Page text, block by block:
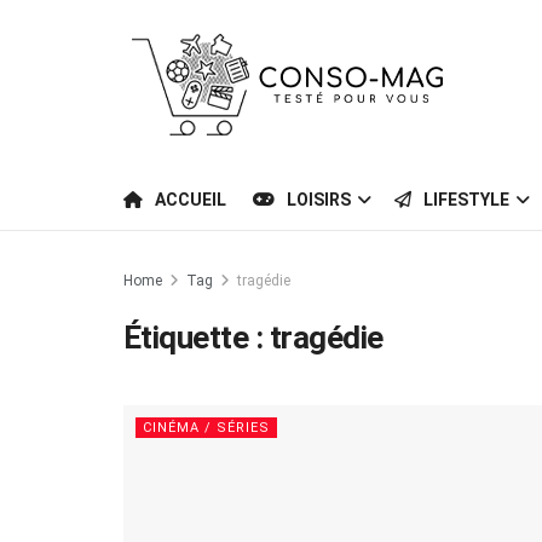
ACCUEIL LOISIRS LIFESTYLE
Home Tag tragédie
Étiquette : tragédie
CINÉMA / SÉRIES